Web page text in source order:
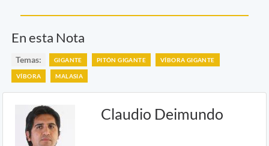
En esta Nota
Temas: GIGANTE PITÓN GIGANTE VÍBORA GIGANTE
VÍBORA MALASIA
Claudio Deimundo